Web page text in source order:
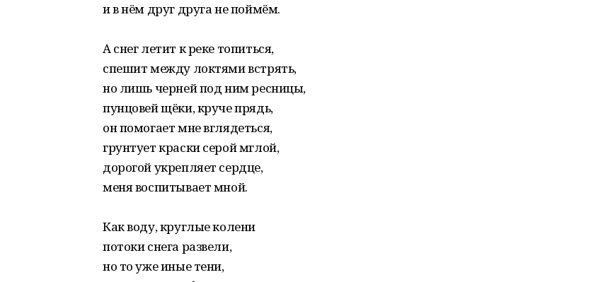
и в нём друг друга не поймём.
А снег летит к реке топиться,
спешит между локтями встрять,
но лишь черней под ним ресницы,
пунцовей щёки, круче прядь,
он помогает мне вглядеться,
грунтует краски серой мглой,
дорогой укрепляет сердце,
меня воспитывает мной.
Как воду, круглые колени
потоки cнега развели,
но то уже иные тени,